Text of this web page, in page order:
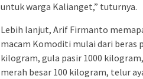
untuk warga Kalianget,” tuturnya.
Lebih lanjut, Arif Firmanto
macam Komoditi mulai dari beras
kilogram, gula pasir 1000
merah besar 100 kilogram, telur